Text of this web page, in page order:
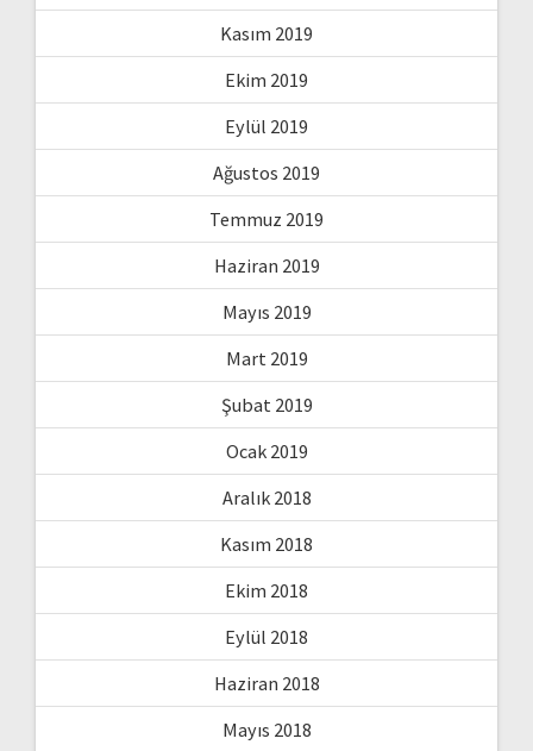
Kasım 2019
Ekim 2019
Eylül 2019
Ağustos 2019
Temmuz 2019
Haziran 2019
Mayıs 2019
Mart 2019
Şubat 2019
Ocak 2019
Aralık 2018
Kasım 2018
Ekim 2018
Eylül 2018
Haziran 2018
Mayıs 2018